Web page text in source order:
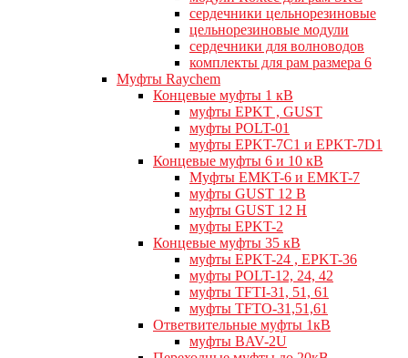
сердечники цельнорезиновые
цельнорезиновые модули
сердечники для волноводов
комплекты для рам размера 6
Муфты Raychem
Концевые муфты 1 кВ
муфты EPKT , GUST
муфты POLT-01
муфты EPKT-7C1 и EPKT-7D1
Концевые муфты 6 и 10 кВ
Муфты EMKT-6 и EMKT-7
муфты GUST 12 В
муфты GUST 12 Н
муфты EPKT-2
Концевые муфты 35 кВ
муфты EPKT-24 , EPKT-36
муфты POLT-12, 24, 42
муфты TFTI-31, 51, 61
муфты TFTO-31,51,61
Ответвительные муфты 1кВ
муфты BAV-2U